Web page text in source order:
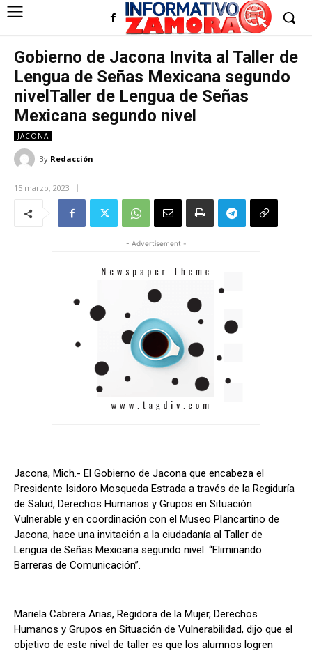
Gobierno de Jacona Invita al Taller de
Lengua de Señas Mexicana segundo
nivelTaller de Lengua de Señas
Mexicana segundo nivel
JACONA
By Redacción
15 marzo, 2023
- Advertisement -
Jacona, Mich.- El Gobierno de Jacona que encabeza el
Presidente Isidoro Mosqueda Estrada a través de la Regiduría
de Salud, Derechos Humanos y Grupos en Situación
Vulnerable y en coordinación con el Museo Plancartino de
Jacona, hace una invitación a la ciudadanía al Taller de
Lengua de Señas Mexicana segundo nivel: “Eliminando
Barreras de Comunicación”.
Mariela Cabrera Arias, Regidora de la Mujer, Derechos
Humanos y Grupos en Situación de Vulnerabilidad, dijo que el
objetivo de este nivel de taller es que los alumnos logren